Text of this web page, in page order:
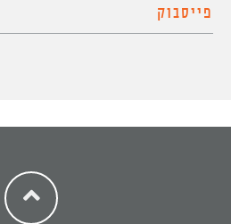
פייסבוק